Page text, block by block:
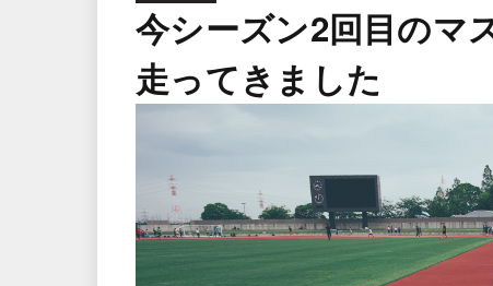
今シーズン2回目のマ
走ってきました